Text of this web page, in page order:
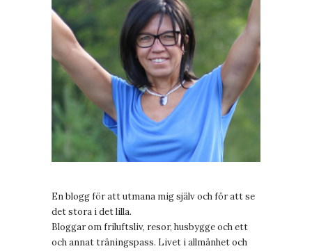
En blogg för att utmana mig själv och för att se
det stora i det lilla.
Bloggar om friluftsliv, resor, husbygge och ett
och annat träningspass. Livet i allmänhet och